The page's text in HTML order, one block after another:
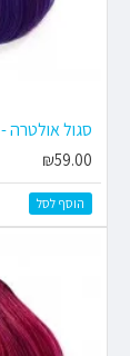
סגול אולטרה - ULTRA VIOLET
₪59.00
הוסף לסל